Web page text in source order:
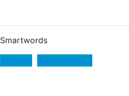
Smartwords
Big data Web Solutions